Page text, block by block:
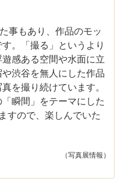
事もあり、作品のモッ
。「撮る」というより
感ある空間や水面に立
渋谷を無人にした作品
を撮り続けています。
瞬間」をテーマにした
すので、楽しんでいた
（写真展情報）